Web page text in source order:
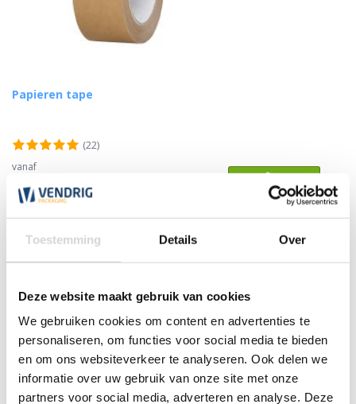
Toestemming Details Over
Deze website maakt gebruik van cookies
We gebruiken cookies om content en advertenties te
personaliseren, om functies voor social media te bieden
en om ons websiteverkeer te analyseren. Ook delen we
informatie over uw gebruik van onze site met onze
partners voor social media, adverteren en analyse. Deze
Papieren tape
(22)
vanaf
1,25